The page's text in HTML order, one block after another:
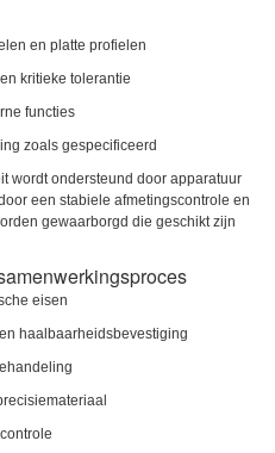
achter
snel terug!
en platte profielen
kritieke tolerantie
functies
zoals gespecificeerd
wordt ondersteund door apparatuur
een stabiele afmetingscontrole en
gewaarborgd die geschikt zijn
eisen
haalbaarheidsbevestiging